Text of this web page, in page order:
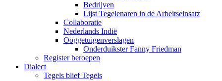
Bedrijven
Lijst Tegelenaren in de Arbeitseinsatz
Collaboratie
Nederlands Indië
Ooggetuigenverslagen
Onderduikster Fanny Friedman
Register beroepen
Dialect
Tegels blief Tegels